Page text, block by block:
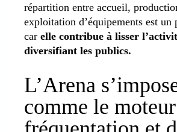
répartition entre accueil,
exploitation d’équipements est un
car elle contribue à lisser
diversifiant les publics.
L’Arena
comme le